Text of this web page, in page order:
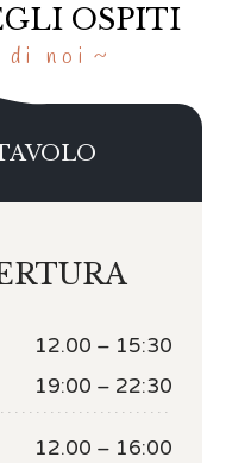
OSPITI
di noi
12.00 – 15:30
19:00 – 22:30
12.00 – 16:00